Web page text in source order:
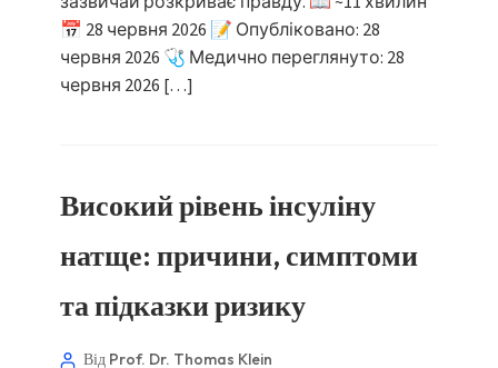
📅 28 червня 2026 📝 Опубліковано: 28
червня 2026 🩺 Медично переглянуто: 28
червня 2026 […]
Високий рівень інсуліну
натще: причини, симптоми
та підказки ризику
Від Prof. Dr. Thomas Klein